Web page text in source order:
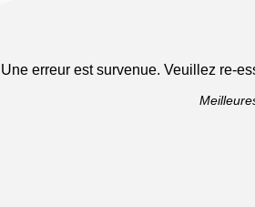
Une erreur est survenue. Veuillez re-